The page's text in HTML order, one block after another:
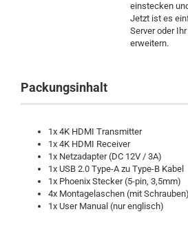
einstecken
Jetzt ist es
Server oder
erweitern.
Packungsinhalt
1x 4K HDMI Transmitter
1x 4K HDMI Receiver
1x Netzadapter (DC 12V / 3A)
1x USB 2.0 Type-A zu Type-B Kabel
1x Phoenix Stecker (5-pin, 3,5mm)
4x Montagelaschen (mit Schrauben)
1x User Manual (nur englisch)